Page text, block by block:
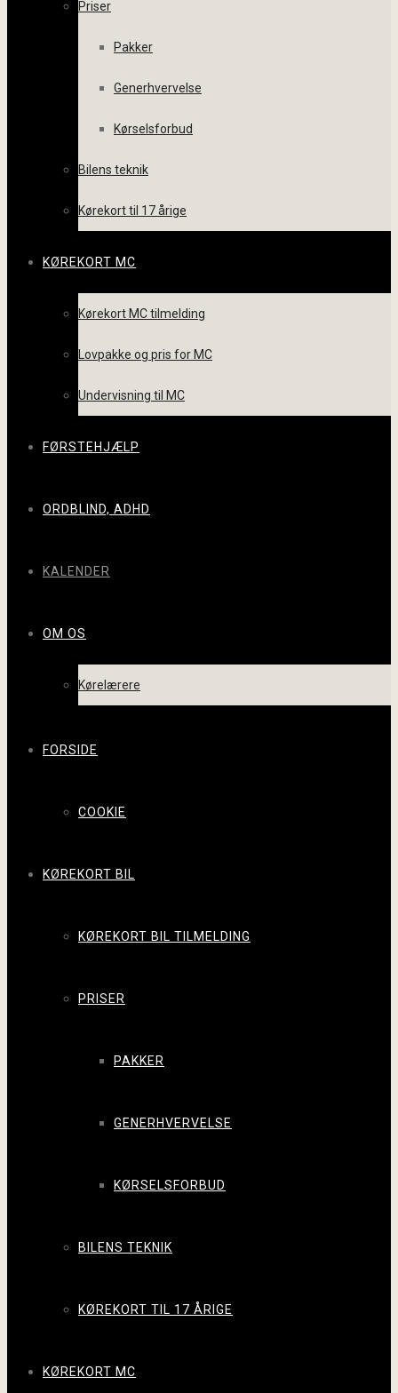
Priser
Pakker
Generhvervelse
Kørselsforbud
Bilens teknik
Kørekort til 17 årige
KØREKORT MC
Kørekort MC tilmelding
Lovpakke og pris for MC
Undervisning til MC
FØRSTEHJÆLP
ORDBLIND, ADHD
KALENDER
OM OS
Kørelærere
FORSIDE
COOKIE
KØREKORT BIL
KØREKORT BIL TILMELDING
PRISER
PAKKER
GENERHVERVELSE
KØRSELSFORBUD
BILENS TEKNIK
KØREKORT TIL 17 ÅRIGE
KØREKORT MC